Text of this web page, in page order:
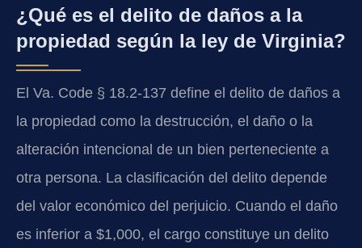
¿Qué es el delito de daños a la
propiedad según la ley de Virginia?
El Va. Code § 18.2-137 define el delito de daños a
la propiedad como la destrucción, el daño o la
alteración intencional de un bien perteneciente a
otra persona. La clasificación del delito depende
del valor económico del perjuicio. Cuando el daño
es inferior a $1,000, el cargo constituye un delito